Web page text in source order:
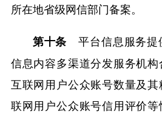
所在地省级网信部门备案。
第十条 平台信息服务提
信息内容多渠道分发服务机
互联网用户公众账号数量及
联网用户公众账号信用评价